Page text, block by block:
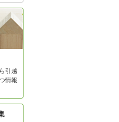
引越
情報